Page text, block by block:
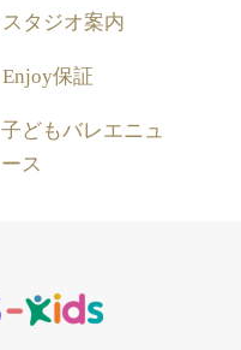
スタジオ案内
Enjoy保証
子どもバレエニュ
ース